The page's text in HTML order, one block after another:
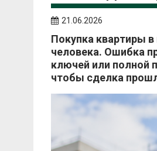
21.06.2026
Покупка квартиры
человека. Ошибка
ключей или полной
чтобы сделка